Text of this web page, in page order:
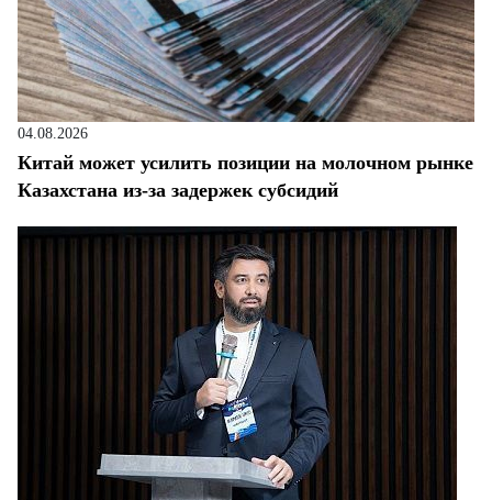
04.08.2026
Китай может усилить позиции на молочном рынке
Казахстана из-за задержек субсидий